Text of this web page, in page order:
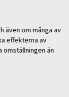
även om många av
effekterna av
omställningen än